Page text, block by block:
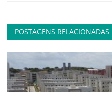
POSTAGENS RELACIONADAS